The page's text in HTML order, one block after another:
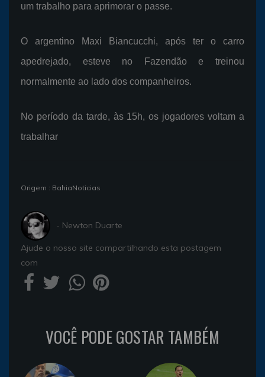
um trabalho para aprimorar o passe.
O argentino Maxi Biancucchi, após ter o carro
apedrejado, esteve no Fazendão e treinou
normalmente ao lado dos companheiros.
No período da tarde, às 15h, os jogadores voltam a
trabalhar
Origem : BahiaNoticias
- Newton Duarte
Ajude o nosso site compartilhando esta postagem
com
VOCÊ PODE GOSTAR TAMBÉM